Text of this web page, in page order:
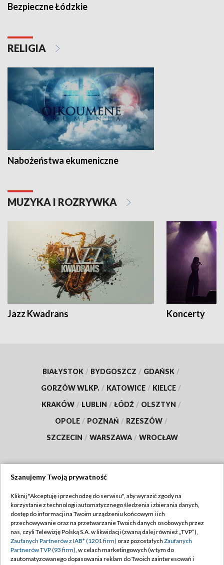
Bezpieczne Łódzkie
RELIGIA
Nabożeństwa ekumeniczne
MUZYKA I ROZRYWKA
Jazz Kwadrans Koncerty
BIAŁYSTOK / BYDGOSZCZ / GDAŃSK /
GORZÓW WLKP. / KATOWICE / KIELCE /
KRAKÓW / LUBLIN / ŁÓDŹ / OLSZTYN /
OPOLE / POZNAŃ / RZESZÓW /
SZCZECIN / WARSZAWA / WROCŁAW
TVP
Abonament TVP
Emisja w TVP
Centrum informacji TVP
Regulamin TVP
Polityka prywatności
Moje zgody
Szanujemy Twoją prywatność
Kliknij "Akceptuję i przechodzę do serwisu", aby wyrazić zgody na
korzystanie z technologii automatycznego śledzenia i zbierania danych,
dostęp do informacji na Twoim urządzeniu końcowym i ich
przechowywanie oraz na przetwarzanie Twoich danych osobowych przez
nas, czyli Telewizję Polską S.A. w likwidacji (zwaną dalej również „TVP”),
Zaufanych Partnerów z IAB* (1201 firm) oraz pozostałych Zaufanych
Partnerów TVP (93 firm), w celach marketingowych (w tym do
zautomatyzowanego dopasowania reklam do Twoich zainteresowań i